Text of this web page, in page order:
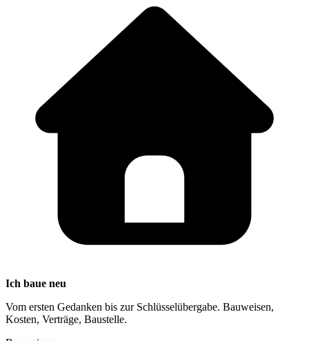
Ich baue neu
Vom ersten Gedanken bis zur Schlüsselübergabe. Bauweisen,
Kosten, Verträge, Baustelle.